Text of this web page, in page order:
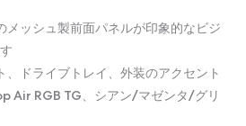
メッシュ製前面パネルが印象的なビジ
、ドライブトレイ、外装のアクセント
Air RGB TG、シアン/マゼンタ/グリ